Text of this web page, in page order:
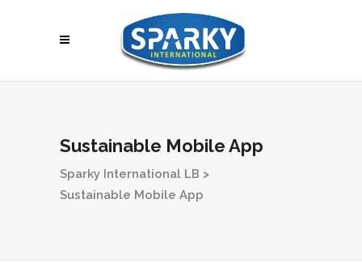
Sustainable Mobile App
Sparky International LB >
Sustainable Mobile App